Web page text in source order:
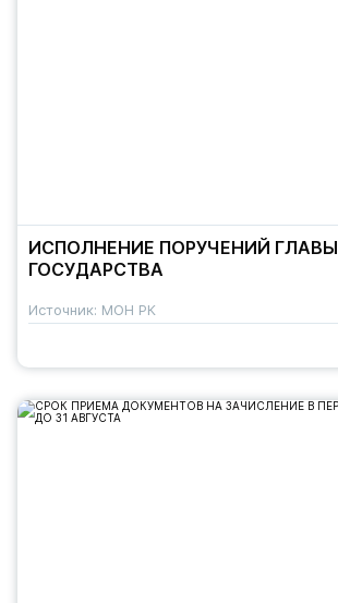
ИСПОЛНЕНИЕ ПОРУЧЕНИЙ ГЛАВЫ
ГОСУДАРСТВА
Источник: МОН РК